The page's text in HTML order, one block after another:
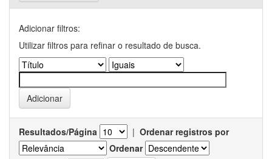
Adicionar filtros:
Utilizar filtros para refinar o resultado de busca.
Resultados/Página | Ordenar registros por
Ordenar